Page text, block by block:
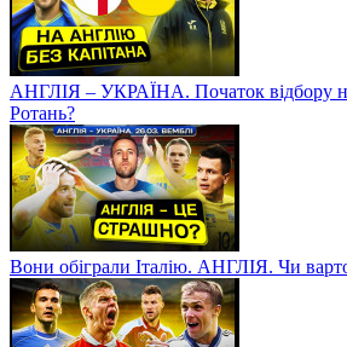
АНГЛІЯ – УКРАЇНА. Початок відбору
Ротань?
Вони обіграли Італію. АНГЛІЯ. Чи